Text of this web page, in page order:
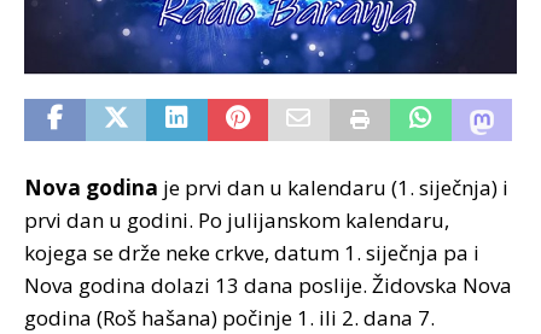
Nova godina je prvi dan u kalendaru (1. siječnja) i
prvi dan u godini. Po julijanskom kalendaru,
kojega se drže neke crkve, datum 1. siječnja pa i
Nova godina dolazi 13 dana poslije. Židovska Nova
godina (Roš hašana) počinje 1. ili 2. dana 7.